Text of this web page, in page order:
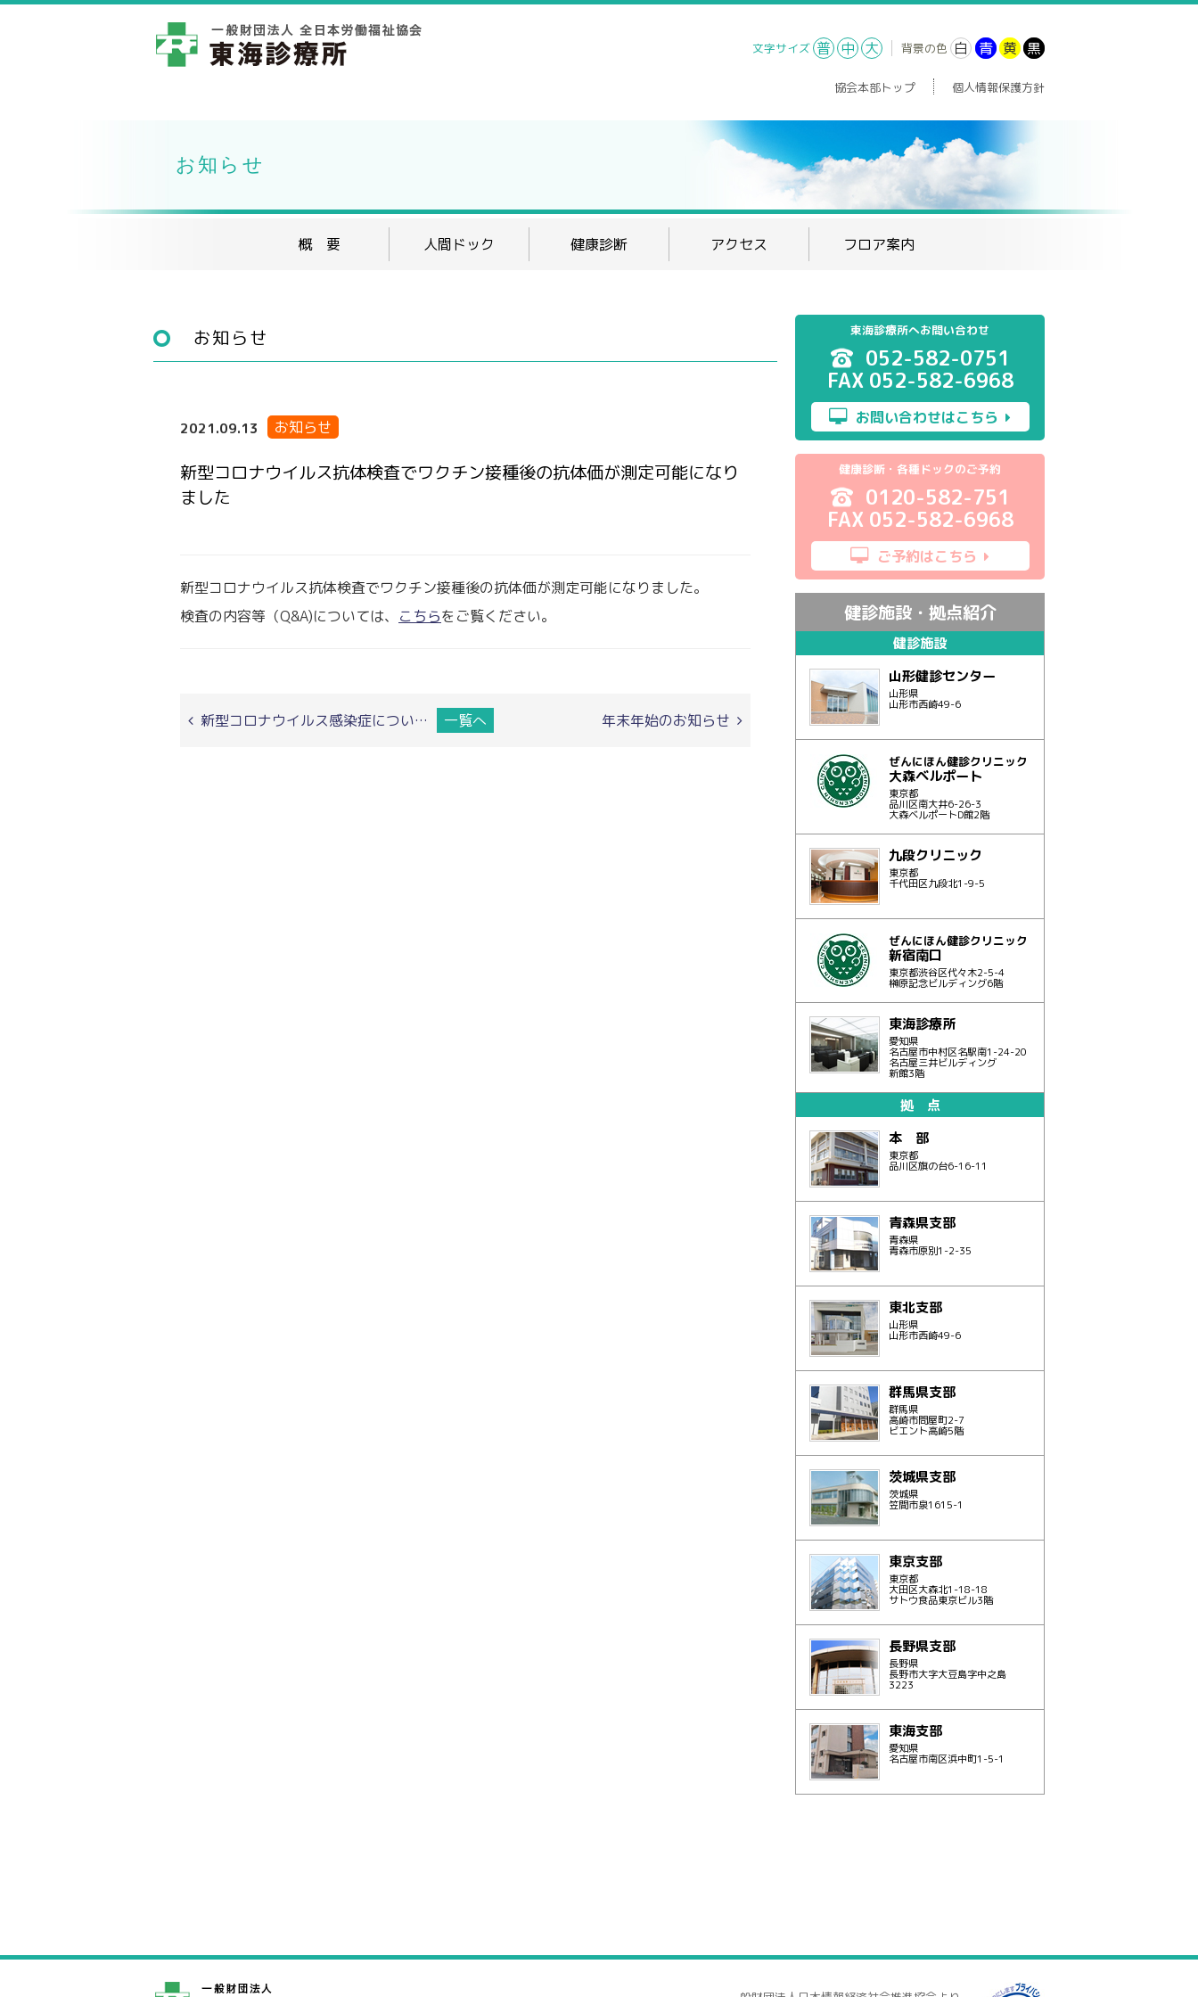
文字サイズ 普 中 大 背景の色 白 青 黄 黒
協会本部トップ 個人情報保護方針
お知らせ
概 要 人間ドック 健康診断 アクセス フロア案内
お知らせ
2021.09.13 お知らせ
新型コロナウイルス抗体検査でワクチン接種後の抗体価が測定可能になり
ました
新型コロナウイルス抗体検査でワクチン接種後の抗体価が測定可能になりました。
検査の内容等（Q&A)については、 こちらをご覧ください。
新型コロナウイルス感染症につい… 一覧へ 年末年始のお知らせ
東海診療所へお問い合わせ
052-582-0751
FAX 052-582-6968
お問い合わせはこちら
健康診断・各種ドックのご予約
0120-582-751
FAX 052-582-6968
ご予約はこちら
健診施設・拠点紹介
健診施設
山形健診センター
山形県
山形市西崎49-6
ぜんにほん健診クリニック
大森ベルポート
東京都
品川区南大井6-26-3
大森ベルポートD館2階
九段クリニック
東京都
千代田区九段北1-9-5
ぜんにほん健診クリニック
新宿南口
東京都渋谷区代々木2-5-4
榊原記念ビルディング6階
東海診療所
愛知県
名古屋市中村区名駅南1-24-20
名古屋三井ビルディング
新館3階
拠 点
本 部
東京都
品川区旗の台6-16-11
青森県支部
青森県
青森市原別1-2-35
東北支部
山形県
山形市西崎49-6
群馬県支部
群馬県
高崎市問屋町2-7
ビエント高崎5階
茨城県支部
茨城県
笠間市泉1615-1
東京支部
東京都
大田区大森北1-18-18
サトウ食品東京ビル3階
長野県支部
長野県
長野市大字大豆島字中之島
3223
東海支部
愛知県
名古屋市南区浜中町1-5-1